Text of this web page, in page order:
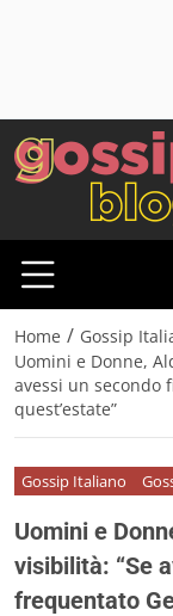
Home / Gossip
Uomini e Donne,
avessi un secondo
quest’estate”
Gossip Italiano
Uomini e
visibilità: “Se
frequentato